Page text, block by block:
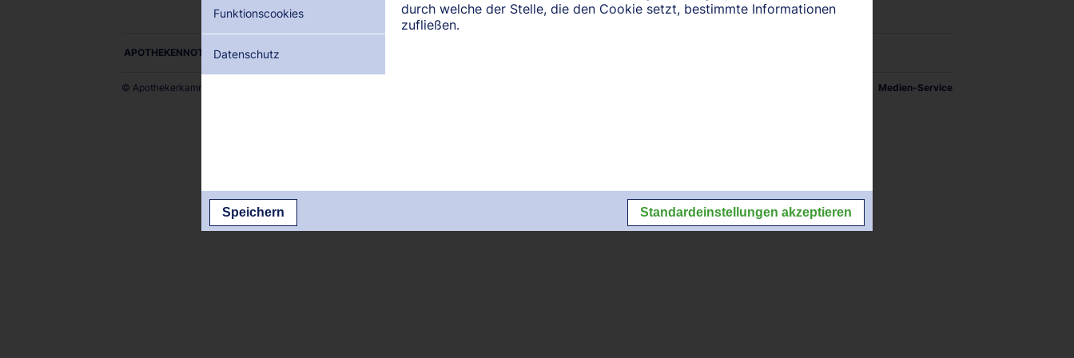
APOTHEKENNOTDIENSTE ALS PDF DOWNLOADEN:
© Apothekerkammer des Saarlandes Medien-Service
durch welche der Stelle, die den Cookie setzt, bestimmte Informationen
zufließen.
Funktionscookies
Datenschutz
Speichern Standardeinstellungen akzeptieren